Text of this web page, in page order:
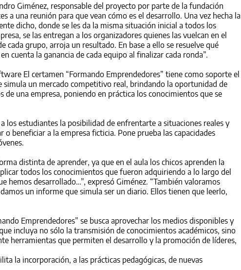
Giménez, responsable del proyecto por parte de la fundación
a una reunión para que vean cómo es el desarrollo. Una vez hecha la
dicho, donde se les da la misma situación inicial a todos los
se las entregan a los organizadores quienes las vuelcan en el
cada grupo, arroja un resultado. En base a ello se resuelve qué
cuenta la ganancia de cada equipo al finalizar cada ronda”.
El certamen “Formando Emprendedores” tiene como soporte el
un mercado competitivo real, brindando la oportunidad de
una empresa, poniendo en práctica los conocimientos que se
los estudiantes la posibilidad de enfrentarte a situaciones reales y
beneficiar a la empresa ficticia. Pone prueba las capacidades
distinta de aprender, ya que en el aula los chicos aprenden la
todos los conocimientos que fueron adquiriendo a lo largo del
hemos desarrollado…”, expresó Giménez. “También valoramos
un informe que simula ser un diario. Ellos tienen que leerlo,
Emprendedores” se busca aprovechar los medios disponibles y
incluya no sólo la transmisión de conocimientos académicos, sino
herramientas que permiten el desarrollo y la promoción de líderes,
la incorporación, a las prácticas pedagógicas, de nuevas